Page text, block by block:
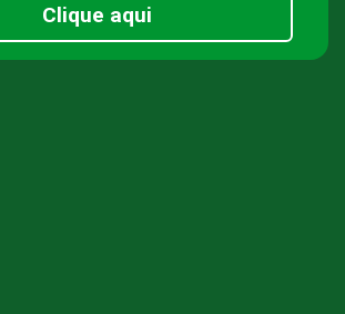
Clique aqui